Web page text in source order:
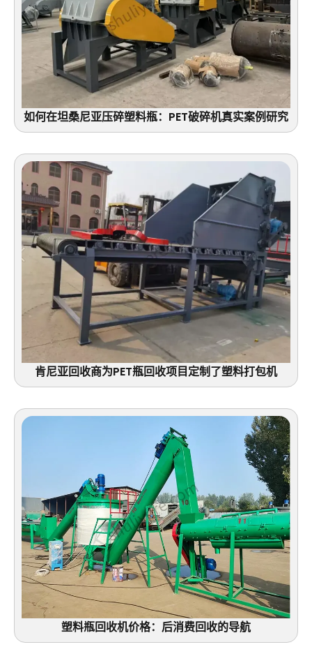
如何在坦桑尼亚压碎塑料瓶：PET破碎机真实案例研究
肯尼亚回收商为PET瓶回收项目定制了塑料打包机
塑料瓶回收机价格：后消费回收的导航